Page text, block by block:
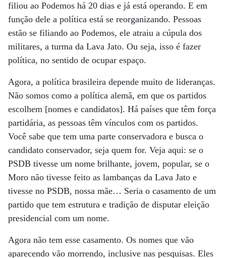
filiou ao Podemos há 20 dias e já está operando. E em
função dele a política está se reorganizando. Pessoas
estão se filiando ao Podemos, ele atraiu a cúpula dos
militares, a turma da Lava Jato. Ou seja, isso é fazer
política, no sentido de ocupar espaço.
Agora, a política brasileira depende muito de lideranças.
Não somos como a política alemã, em que os partidos
escolhem [nomes e candidatos]. Há países que têm força
partidária, as pessoas têm vínculos com os partidos.
Você sabe que tem uma parte conservadora e busca o
candidato conservador, seja quem for. Veja aqui: se o
PSDB tivesse um nome brilhante, jovem, popular, se o
Moro não tivesse feito as lambanças da Lava Jato e
tivesse no PSDB, nossa mãe… Seria o casamento de um
partido que tem estrutura e tradição de disputar eleição
presidencial com um nome.
Agora não tem esse casamento. Os nomes que vão
aparecendo vão morrendo, inclusive nas pesquisas. Eles